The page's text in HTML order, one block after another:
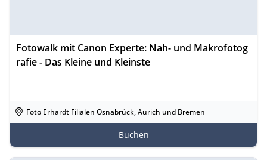
Fotowalk mit Canon Experte: Nah- und Makrofotog
rafie - Das Kleine und Kleinste
Foto Erhardt Filialen Osnabrück, Aurich und Bremen
Buchen